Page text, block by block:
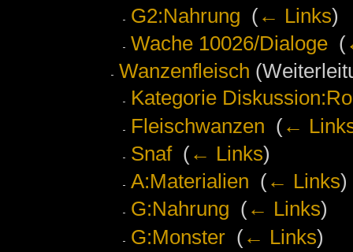
G2:Nahrung (← Links)
Wache 10026/Dialoge‎ (
Wanzenfleisch
Kategorie
Fleischwanzen (←
Snaf‎ (← Links)
A:Materialien (← Links)
G:Nahrung (← Links)
G:Monster‎ (← Links)